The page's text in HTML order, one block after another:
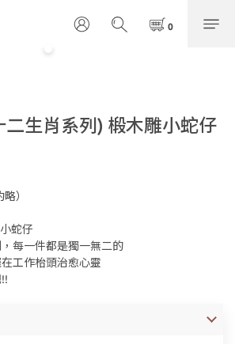
二生肖系列) 椴木雕小蛇仔
）
蛇仔
每一件都是獨一無二的
工作枱頭治愈心靈